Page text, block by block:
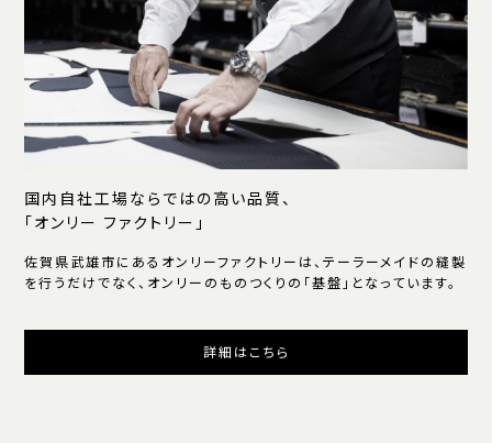
国内自社工場ならではの高い品質、
「オンリー ファクトリー」
佐賀県武雄市にあるオンリーファクトリーは、テーラーメイドの縫製
を行うだけでなく、オンリーのものつくりの「基盤」となっています。
詳細はこちら